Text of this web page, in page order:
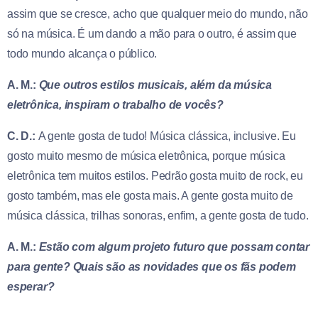
assim que se cresce, acho que qualquer meio do mundo, não
só na música. É um dando a mão para o outro, é assim que
todo mundo alcança o público.
A. M.: Que outros estilos musicais, além da música
eletrônica, inspiram o trabalho de vocês?
C. D.: A gente gosta de tudo! Música clássica, inclusive. Eu
gosto muito mesmo de música eletrônica, porque música
eletrônica tem muitos estilos. Pedrão gosta muito de rock, eu
gosto também, mas ele gosta mais. A gente gosta muito de
música clássica, trilhas sonoras, enfim, a gente gosta de tudo.
A. M.: Estão com algum projeto futuro que possam contar
para gente? Quais são as novidades que os fãs podem
esperar?